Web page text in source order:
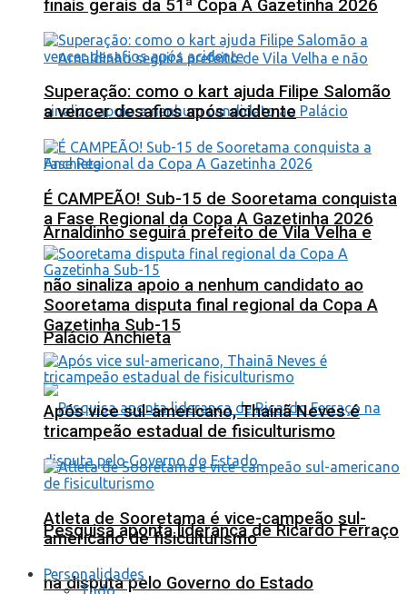
Arnaldinho seguirá prefeito de Vila Velha e
não sinaliza apoio a nenhum candidato ao
Palácio Anchieta
Pesquisa aponta liderança de Ricardo Ferraço
na disputa pelo Governo do Estado
finais gerais da 51ª Copa A Gazetinha 2026
Superação: como o kart ajuda Filipe Salomão
a vencer desafios após acidente
É CAMPEÃO! Sub-15 de Sooretama conquista
a Fase Regional da Copa A Gazetinha 2026
Sooretama disputa final regional da Copa A
Gazetinha Sub-15
Após vice sul-americano, Thainã Neves é
tricampeão estadual de fisiculturismo
Atleta de Sooretama é vice-campeão sul-
americano de fisiculturismo
Personalidades
Tudo